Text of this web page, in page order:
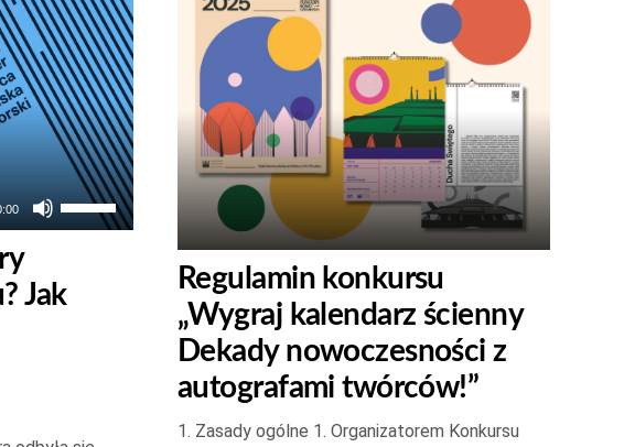
Używaj
strzałek
góry
Jak
Regulamin konkursu
„Wygraj kalendarz ścienny
Dekady nowoczesności z
autografami twórców!”
1. Zasady ogólne 1. Organizatorem Konkursu